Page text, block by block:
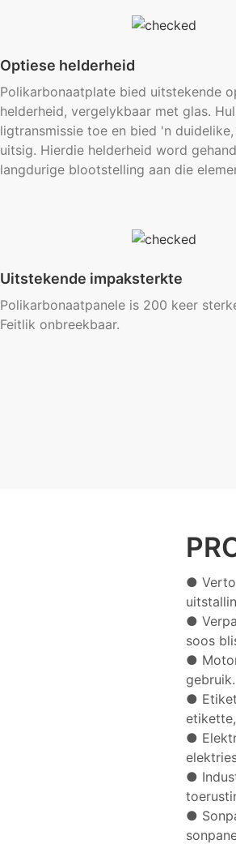
Optiese helderheid
Polikarbonaatplate bied uitstekende
helderheid, vergelykbaar met glas.
ligtransmissie toe en bied 'n
uitsig. Hierdie helderheid word
langdurige blootstelling aan die
Uitstekende impaksterkte
Polikarbonaatpanele is 200 keer
Feitlik onbreekbaar.
●
●
soos
●
gebruik.
●
●
●
●